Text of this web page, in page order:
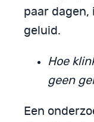
paar dagen,
geluid.
Hoe
geen
Een